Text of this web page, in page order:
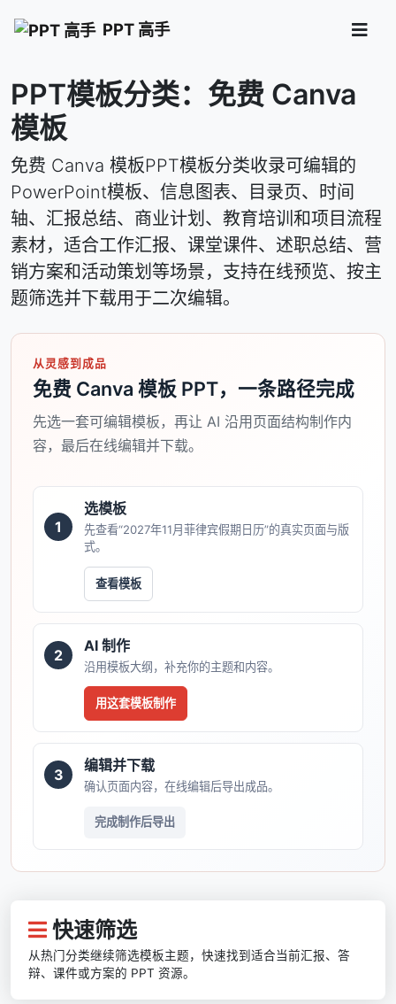
PPT 高手
PPT模板分类：免费 Canva
模板
免费 Canva 模板PPT模板分类收录可编辑的
PowerPoint模板、信息图表、目录页、时间
轴、汇报总结、商业计划、教育培训和项目流程
素材，适合工作汇报、课堂课件、述职总结、营
销方案和活动策划等场景，支持在线预览、按主
题筛选并下载用于二次编辑。
从灵感到成品
免费 Canva 模板 PPT，一条路径完成
先选一套可编辑模板，再让 AI 沿用页面结构制作内
容，最后在线编辑并下载。
1
选模板
先查看“2027年11月菲律宾假期日历”的真实页面与版
式。
查看模板
2
AI 制作
沿用模板大纲，补充你的主题和内容。
用这套模板制作
3
编辑并下载
确认页面内容，在线编辑后导出成品。
完成制作后导出
快速筛选
从热门分类继续筛选模板主题，快速找到适合当前汇报、答
辩、课件或方案的 PPT 资源。